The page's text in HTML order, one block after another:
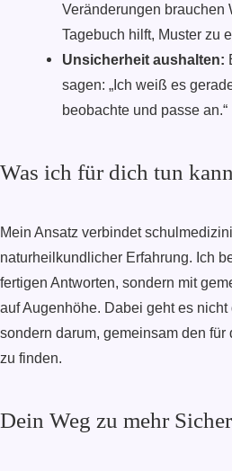
Veränderungen brauchen
Tagebuch hilft, Muster zu
Unsicherheit aushalten:
sagen: „Ich weiß es
beobachte und passe an.“
Was ich für dich tun kann
Mein Ansatz verbindet
naturheilkundlicher Erfahrung. Ich
fertigen Antworten, sondern mit
auf Augenhöhe. Dabei geht es
sondern darum, gemeinsam den
zu finden.
Dein Weg zu mehr